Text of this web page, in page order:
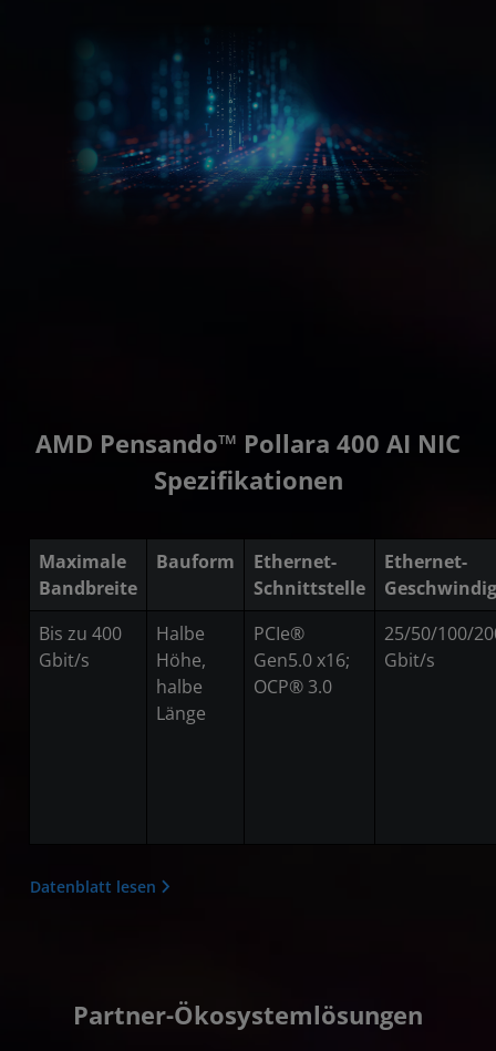
AMD Pensando™ Pollara 400 AI NIC
Spezifikationen
Maximale
Bandbreite
Bauform
Ethernet-
Schnittstelle
Ethernet-
Bis zu 400
Gbit/s
Halbe
Höhe,
halbe
Länge
PCIe®
Gen5.0 x16;
OCP® 3.0
25/50/100/
Gbit/s
Datenblatt lesen
Partner-Ökosystemlösungen